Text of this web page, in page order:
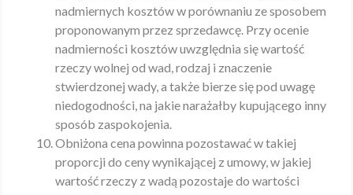
nadmiernych kosztów w porównaniu ze sposobem
proponowanym przez sprzedawcę. Przy ocenie
nadmierności kosztów uwzględnia się wartość
rzeczy wolnej od wad, rodzaj i znaczenie
stwierdzonej wady, a także bierze się pod uwagę
niedogodności, na jakie narażałby kupującego inny
sposób zaspokojenia.
Obniżona cena powinna pozostawać w takiej
proporcji do ceny wynikającej z umowy, w jakiej
wartość rzeczy z wadą pozostaje do wartości